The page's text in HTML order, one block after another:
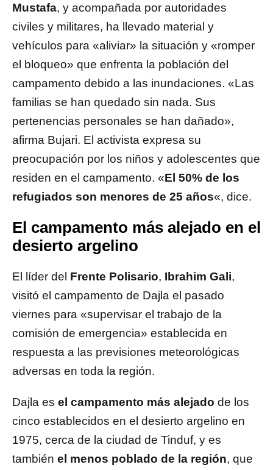
Mustafa, y acompañada por autoridades
civiles y militares, ha llevado material y
vehículos para «aliviar» la situación y «romper
el bloqueo» que enfrenta la población del
campamento debido a las inundaciones. «Las
familias se han quedado sin nada. Sus
pertenencias personales se han dañado»,
afirma Bujari. El activista expresa su
preocupación por los niños y adolescentes que
residen en el campamento. «El 50% de los
refugiados son menores de 25 años«, dice.
El campamento más alejado en el
desierto argelino
El líder del Frente Polisario, Ibrahim Gali,
visitó el campamento de Dajla el pasado
viernes para «supervisar el trabajo de la
comisión de emergencia» establecida en
respuesta a las previsiones meteorológicas
adversas en toda la región.
Dajla es el campamento más alejado de los
cinco establecidos en el desierto argelino en
1975, cerca de la ciudad de Tinduf, y es
también el menos poblado de la región, que